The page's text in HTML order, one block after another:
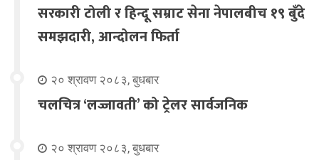
सरकारी टोली र हिन्दू सम्राट सेना नेपालबीच १९ बुँदे
समझदारी, आन्दोलन फिर्ता
२० श्रावण २०८३, बुधबार
चलचित्र ‘लज्जावती’ को ट्रेलर सार्वजनिक
२० श्रावण २०८३, बुधबार